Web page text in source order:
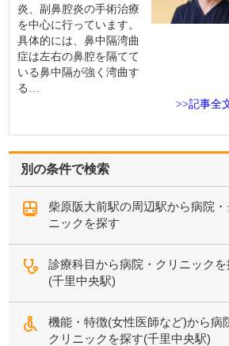
別の条件で検索
柴原阪大前駅の周辺駅から病院・
ニックを探す
診療科目から病院・クリニックを
(千里中央駅)
機能・特徴(女性医師など)から病
クリニックを探す(千里中央駅)
炎、副鼻腔炎の手術治療
を中心に行っています。
具体的には、鼻中隔湾曲
症は左右の鼻腔を隔てて
いる鼻中隔が強く湾曲す
る…
>>記事全